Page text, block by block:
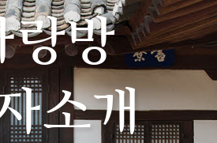
랑방
소개